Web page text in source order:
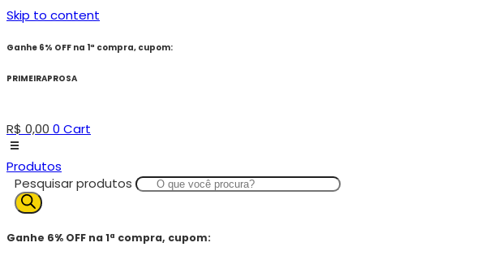
Skip to content
Ganhe 6% OFF na 1ª compra, cupom:
PRIMEIRAPROSA
R$ 0,00 0 Cart
Produtos
Pesquisar produtos
Ganhe 6% OFF na 1ª compra, cupom: